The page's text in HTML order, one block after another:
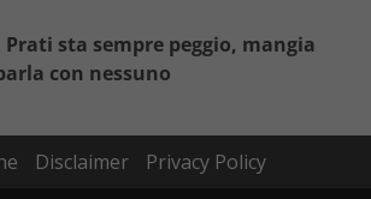
Prati sta sempre peggio, mangia
con nessuno
Disclaimer
Privacy Policy